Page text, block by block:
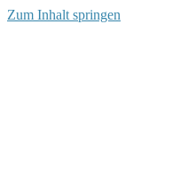
Zum Inhalt springen